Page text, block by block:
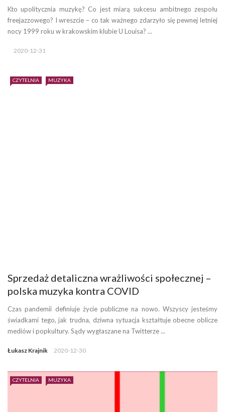
Kto upolitycznia muzykę? Co jest miarą sukcesu ambitnego zespołu
freejazzowego? I wreszcie – co tak ważnego zdarzyło się pewnej letniej
nocy 1999 roku w krakowskim klubie U Louisa? ...
2020-12-31
CZYTELNIA MUZYKA
Sprzedaż detaliczna wrażliwości społecznej –
polska muzyka kontra COVID
Czas pandemii definiuje życie publiczne na nowo. Wszyscy jesteśmy
świadkami tego, jak trudna, dziwna sytuacja kształtuje obecne oblicze
mediów i popkultury. Sądy wygłaszane na Twitterze ...
Łukasz Krajnik 2020-12-30
CZYTELNIA MUZYKA